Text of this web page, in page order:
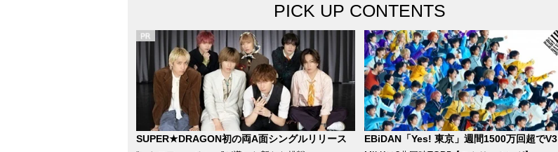
PICK UP CONTENTS
SUPER★DRAGON初の両A面シングルリリース EBiDAN「Yes! 東京」週間1500万回超でV3